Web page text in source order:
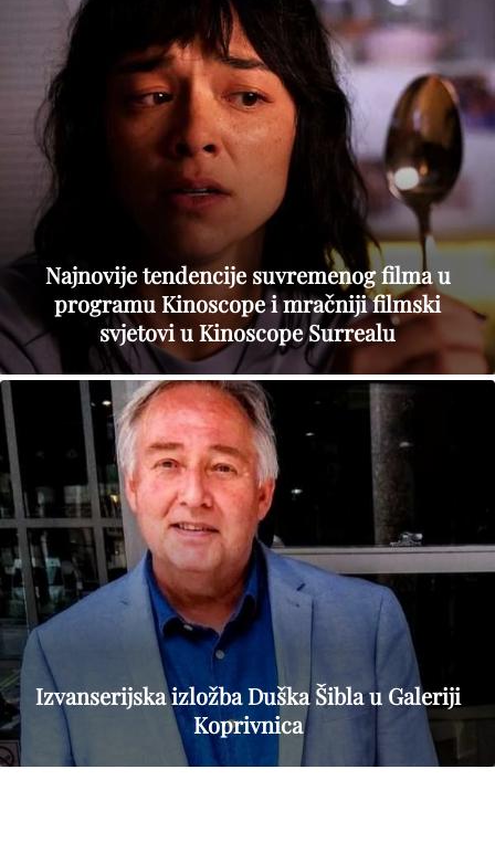
Najnovije tendencije suvremenog filma u
programu Kinoscope i mračniji filmski
svjetovi u Kinoscope Surrealu
Izvanserijska izložba Duška Šibla u Galeriji
Koprivnica